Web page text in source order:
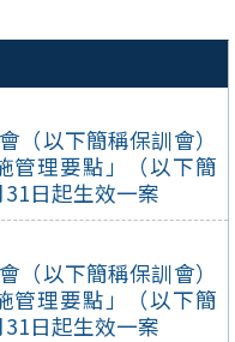
（以下簡稱保訓會）
管理要點」（以下簡
日起生效一案
（以下簡稱保訓會）
管理要點」（以下簡
日起生效一案